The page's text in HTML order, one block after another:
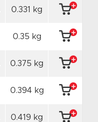
0.331 kg
0.35 kg
0.375 kg
0.394 kg
0.419 kg